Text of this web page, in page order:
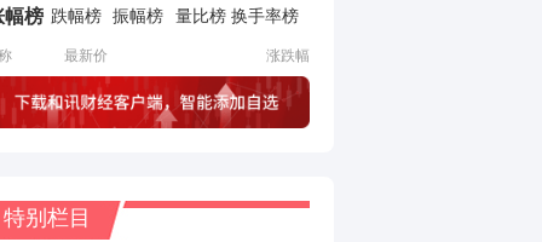
幅榜 跌幅榜 振幅榜 量比榜 换手率榜
最新价 涨跌幅